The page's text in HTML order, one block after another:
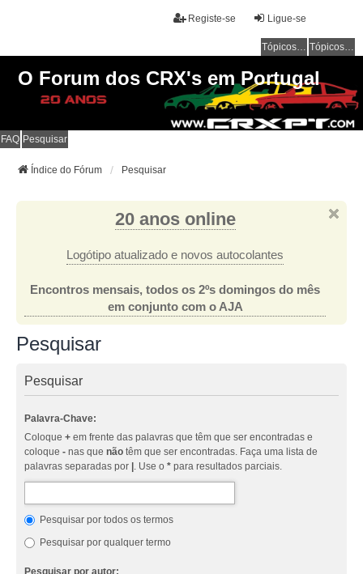
Ligue-se
Registe-se
Tópicos sem resposta Tópicos ativos
O Forum dos CRX's em Portugal
FAQ Pesquisar
Índice do Fórum Pesquisar
20 anos online
Logótipo atualizado e novos autocolantes
Encontros mensais, todos os 2ºs domingos do mês
em conjunto com o AJA
Pesquisar
Pesquisar
Palavra-Chave:
Coloque + em frente das palavras que têm que ser encontradas e
coloque - nas que não têm que ser encontradas. Faça uma lista de
palavras separadas por |. Use o * para resultados parciais.
Pesquisar por todos os termos
Pesquisar por qualquer termo
Pesquisar por autor: